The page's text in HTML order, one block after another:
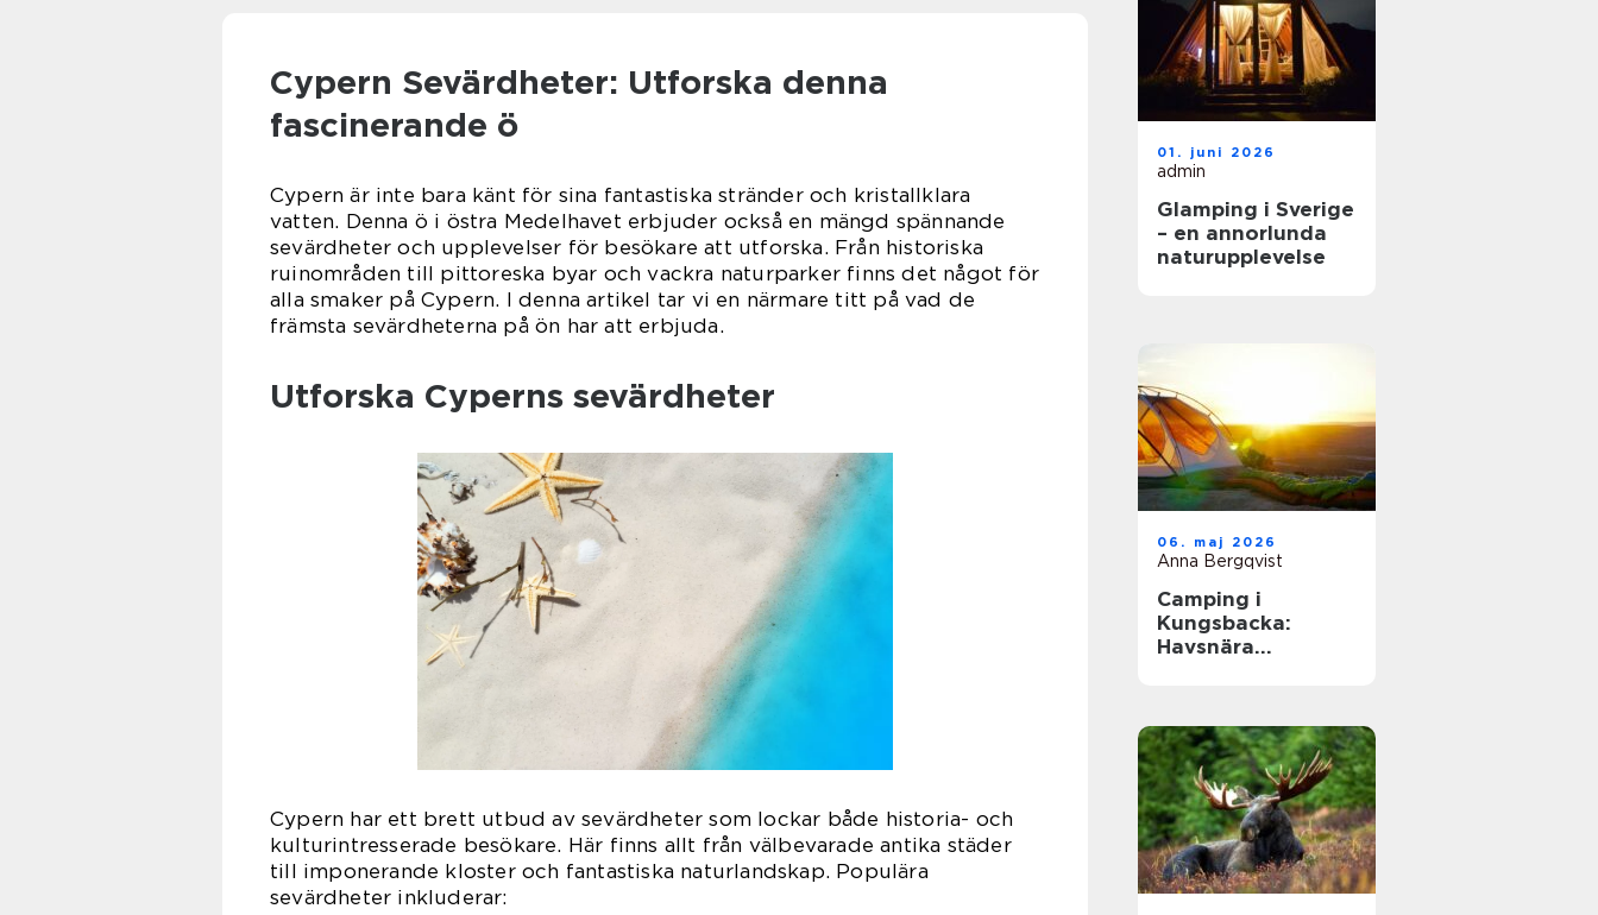
Cypern Sevärdheter: Utforska denna
fascinerande ö
Cypern är inte bara känt för sina fantastiska stränder och kristallklara
vatten. Denna ö i östra Medelhavet erbjuder också en mängd spännande
sevärdheter och upplevelser för besökare att utforska. Från historiska
ruinområden till pittoreska byar och vackra naturparker finns det något för
alla smaker på Cypern. I denna artikel tar vi en närmare titt på vad de
främsta sevärdheterna på ön har att erbjuda.
Utforska Cyperns sevärdheter
Cypern har ett brett utbud av sevärdheter som lockar både historia- och
kulturintresserade besökare. Här finns allt från välbevarade antika städer
till imponerande kloster och fantastiska naturlandskap. Populära
sevärdheter inkluderar:
01. juni 2026
admin
Glamping i Sverige
– en annorlunda
naturupplevelse
06. maj 2026
Anna Bergqvist
Camping i
Kungsbacka:
Havsnära